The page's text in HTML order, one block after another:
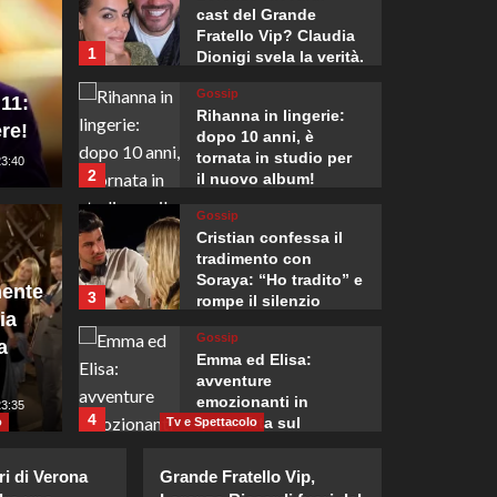
l’Italia presenta
il rigetto della
parte civile del
1
cast del Grande
Fratello Vip? Claudia
Dionigi svela la verità.
2
Gossip
Rihanna in lingerie:
dopo 10 anni, è
tornata in studio per
il nuovo album!
3
Gossip
Cristian confessa il
tradimento con
Soraya: “Ho tradito” e
rompe il silenzio
4
Gossip
Emma ed Elisa:
avventure
emozionanti in
motoslitta sul
Riccardo Guarnieri
di Verona
Tv e Spettacolo
Grande Fratello Vip,